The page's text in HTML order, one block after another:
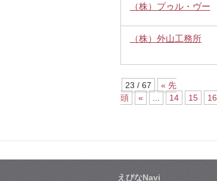
（株）プゥル・ヴー
（株）外山工務所
23 / 67
« 先
頭
« 14 15 16
えびなNavi